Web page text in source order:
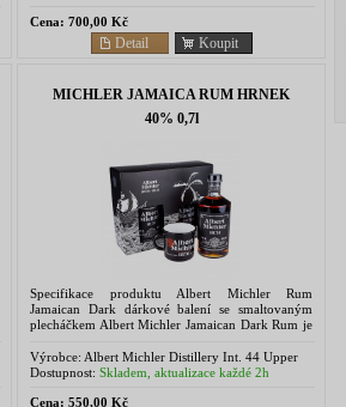
Cena: 700,00 Kč
Koupit
Detail
MICHLER JAMAICA RUM HRNEK
40% 0,7l
Specifikace produktu Albert Michler Rum
Jamaican Dark dárkové balení se smaltovaným
plecháčkem Albert Michler Jamaican Dark Rum je
metodou Pot Still....
Výrobce: Albert Michler Distillery Int. 44 Upper
Belgrave Road, Bristol, UK
Dostupnost: Skladem, aktualizace každé 2h
Cena: 550,00 Kč